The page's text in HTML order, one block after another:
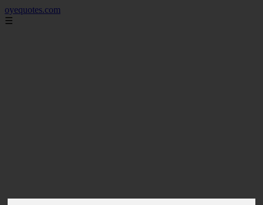
oyequotes.com
☰